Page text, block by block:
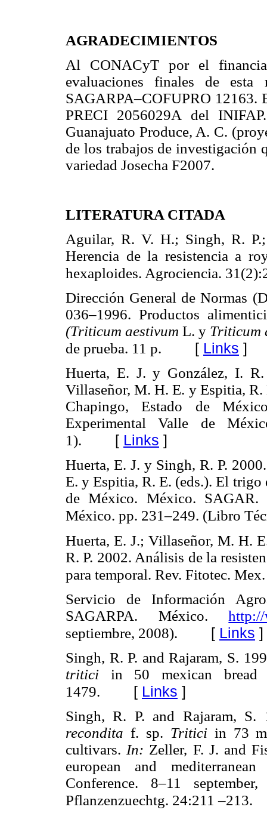
AGRADECIMIENTOS
Al CONACyT por el
evaluaciones finales de esta
SAGARPA–COFUPRO 12163.
PRECI 2056029A del
Guanajuato Produce, A. C.
de los trabajos de investigación
variedad Josecha F2007.
LITERATURA CITADA
Aguilar, R. V. H.; Singh, R.
Herencia de la resistencia a
hexaploides. Agrociencia.
Dirección General de Normas
036–1996. Productos
(Triticum aestivum L. y Triticum
de prueba. 11 p. [ Links ]
Huerta, E. J. y González, I.
Villaseñor, M. H. E. y Espitia,
Chapingo, Estado de
Experimental Valle de
1). [ Links ]
Huerta, E. J. y Singh, R. P.
E. y Espitia, R. E. (eds.). El
de México. México. SAGAR.
México. pp. 231–249. (Libro
Huerta, E. J.; Villaseñor, M. H.
R. P. 2002. Análisis de la
para temporal. Rev. Fitotec.
Servicio de Información
SAGARPA. México.http://
septiembre, 2008). [ Links ]
Singh, R. P. and Rajaram, S.
tritici in 50 mexican bread
1479. [ Links ]
Singh, R. P. and Rajaram,
recondita f. sp. Tritici in 73
cultivars. In: Zeller, F. J. and
european and
Conference. 8–11
Pflanzenzuechtg. 24:211 –213.